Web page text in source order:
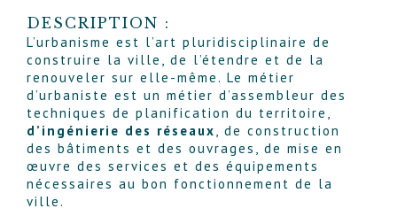
DESCRIPTION :
L’urbanisme est l’art pluridisciplinaire de
construire la ville, de l’étendre et de la
renouveler sur elle-même. Le métier
d’urbaniste est un métier d’assembleur des
techniques de planification du territoire,
d’ingénierie des réseaux, de construction
des bâtiments et des ouvrages, de mise en
œuvre des services et des équipements
nécessaires au bon fonctionnement de la
ville.